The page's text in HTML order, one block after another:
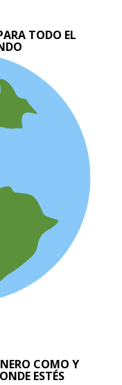
TODO EL
COMO Y
ESTÉS